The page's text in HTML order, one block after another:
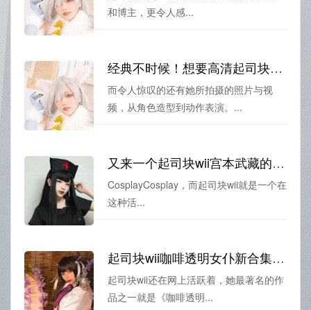
和博主，更令人感...
经典不时候！想要高清起司块wii榨汁图片合集的人，快来领取吧
而令人惊叹的还有她所拍摄的照片与视
频，从角色造型到动作表演。...
又来一个起司块wii宫本武藏的cos精选，你最喜欢哪个？
CosplayCosplay，而起司块wii就是一个在
这种活...
起司块wii咖啡透明女仆新合集发布！这些coser可不一般
起司块wii还在网上活跃着，她最著名的作
品之一就是《咖啡透明...